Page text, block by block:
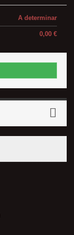
A determinar
0,00 €